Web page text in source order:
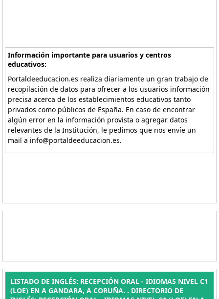
Información importante para usuarios y centros
educativos:
Portaldeeducacion.es realiza diariamente un gran trabajo de
recopilación de datos para ofrecer a los usuarios información
precisa acerca de los establecimientos educativos tanto
privados como públicos de España. En caso de encontrar
algún error en la información provista o agregar datos
relevantes de la Institución, le pedimos que nos envíe un
mail a info@portaldeeducacion.es.
LISTADO DE INGLÉS: RECEPCIÓN ORAL - IDIOMAS NIVEL C1
(LOE) EN A GANDARA, A CORUÑA. . DIRECTORIO DE